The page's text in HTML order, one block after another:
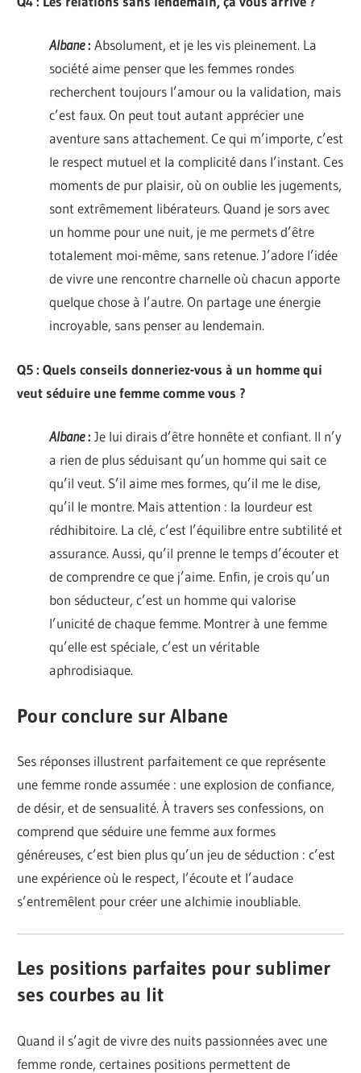
Albane: Absolument, et je les vis pleinement. La
société aime penser que les femmes rondes
recherchent toujours l’amour ou la validation, mais
c’est faux. On peut tout autant apprécier une
aventure sans attachement. Ce qui m’importe, c’est
le respect mutuel et la complicité dans l’instant. Ces
moments de pur plaisir, où on oublie les jugements,
sont extrêmement libérateurs. Quand je sors avec
un homme pour une nuit, je me permets d’être
totalement moi-même, sans retenue. J’adore l’idée
de vivre une rencontre charnelle où chacun apporte
quelque chose à l’autre. On partage une énergie
incroyable, sans penser au lendemain.
Q5 : Quels conseils donneriez-vous à un homme qui
veut séduire une femme comme vous ?
Albane: Je lui dirais d’être honnête et confiant. Il n’y
a rien de plus séduisant qu’un homme qui sait ce
qu’il veut. S’il aime mes formes, qu’il me le dise,
qu’il le montre. Mais attention : la lourdeur est
rédhibitoire. La clé, c’est l’équilibre entre subtilité et
assurance. Aussi, qu’il prenne le temps d’écouter et
de comprendre ce que j’aime. Enfin, je crois qu’un
bon séducteur, c’est un homme qui valorise
l’unicité de chaque femme. Montrer à une femme
qu’elle est spéciale, c’est un véritable
aphrodisiaque.
Pour conclure sur Albane
Ses réponses illustrent parfaitement ce que représente
une femme ronde assumée : une explosion de confiance,
de désir, et de sensualité. À travers ses confessions, on
comprend que séduire une femme aux formes
généreuses, c’est bien plus qu’un jeu de séduction : c’est
une expérience où le respect, l’écoute et l’audace
s’entremêlent pour créer une alchimie inoubliable.
Les positions parfaites pour sublimer
ses courbes au lit
Quand il s’agit de vivre des nuits passionnées avec une
femme ronde, certaines positions permettent de